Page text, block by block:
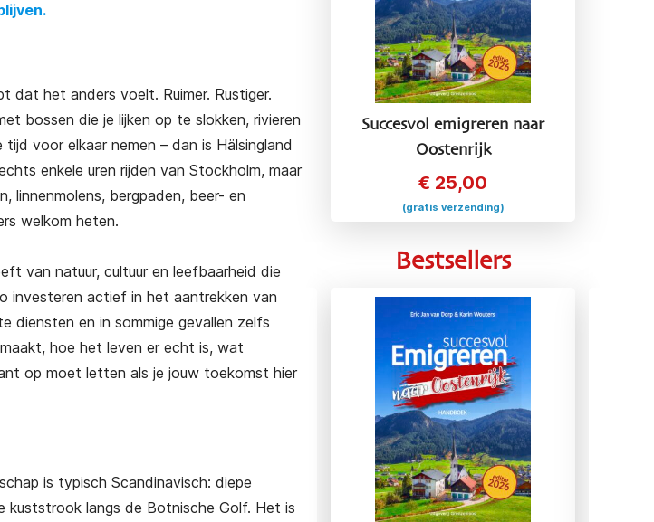
dat het anders voelt. Ruimer. Rustiger.
bossen die je lijken op te slokken, rivieren
voor elkaar nemen – dan is Hälsingland
enkele uren rijden van Stockholm, maar
linnenmolens, bergpaden, beer- en
welkom heten.
van natuur, cultuur en leefbaarheid die
investeren actief in het aantrekken van
diensten en in sommige gevallen zelfs
hoe het leven er echt is, wat
op moet letten als je jouw toekomst hier
is typisch Scandinavisch: diepe
kuststrook langs de Botnische Golf. Het is
Succesvol emigreren naar
Oostenrijk
€ 25,00
(gratis verzending)
Bestsellers